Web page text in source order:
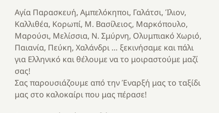
Αγία Παρασκευή, Αμπελόκηποι, Γαλάτσι, Ίλιον,
Καλλιθέα, Κορωπί, Μ. Βασίλειος, Μαρκόπουλο,
Μαρούσι, Μελίσσια, Ν. Σμύρνη, Ολυμπιακό Χωριό,
Παιανία, Πεύκη, Χαλάνδρι … ξεκινήσαμε και πάλι
για Ελληνικό και θέλουμε να το μοιραστούμε μαζί
σας!
Σας παρουσιάζουμε από την Έναρξή μας το ταξίδι
μας στο καλοκαίρι που μας πέρασε!